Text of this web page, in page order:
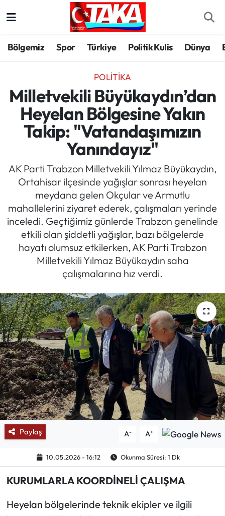
Bölgemiz Spor Türkiye Politik Kulis Dünya
POLITIKA
Milletvekili Büyükaydın’dan
Heyelan Bölgesine Yakın
Takip: "Vatandaşımızın
Yanındayız"
AK Parti Trabzon Milletvekili Yılmaz Büyükaydın,
Ortahisar ilçesinde yağışlar sonrası heyelan
meydana gelen Okçular ve Armutlu
mahallelerini ziyaret ederek, çalışmaları yerinde
inceledi. Geçtiğimiz günlerde Trabzon genelinde
etkili olan şiddetli yağışlar, bazı bölgelerde
hayatı olumsuz etkilerken, AK Parti Trabzon
Milletvekili Yılmaz Büyükaydın saha
çalışmalarına hız verdi.
Paylaş A- A+
10.05.2026 - 16:12 Okunma Süresi: 1 Dk
KURUMLARLA KOORDİNELİ ÇALIŞMA
Heyelan bölgelerinde teknik ekipler ve ilgili
Spor
Türkiye
Kültür/Sanat
Politika
Politik Kulis
Dünya
Magazin
Mektup Galeri
Manşet
Köşe Yazıları
Karikatür Galeri
BIK
ASTROLOJİ
Spor Yazıları
Ekonomi
Sağlık
Trabzon Hava Durumu
Trabzon Trafik Yoğunluk Haritası
Süper Lig Puan Durumu ve Fikstür
Tüm Manşetler
Son Dakika Haberleri
Haber Arşivi